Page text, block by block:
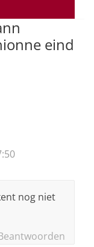
eind
nog niet